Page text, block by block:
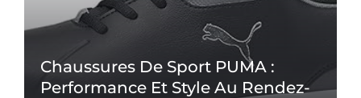
Chaussures De Sport PUMA :
Performance Et Style Au Rendez-